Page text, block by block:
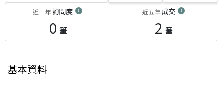
近一年詢問度
0 筆
近五年成交
2 筆
基本資料